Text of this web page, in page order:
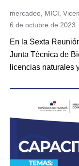
mercadeo MICI
6 de octubre de 2023
En la Sexta
Junta Técnica de
licencias naturales